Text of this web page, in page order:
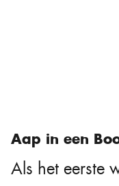
Aap in een
Als het eerste